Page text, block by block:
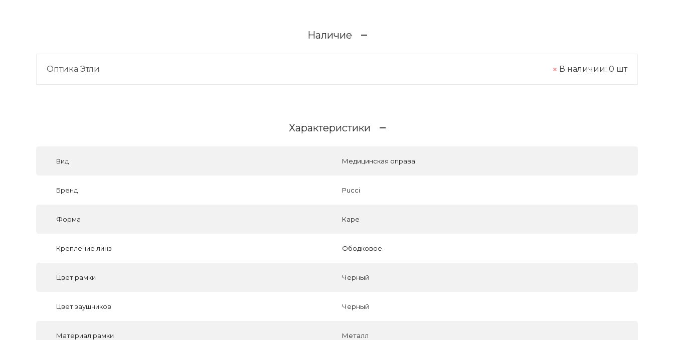
Наличие
Оптика Этли В наличии: 0 шт
Характеристики
Вид Медицинская оправа
Бренд Pucci
Форма Каре
Крепление линз Ободковое
Цвет рамки Черный
Цвет заушников Черный
Материал рамки Металл